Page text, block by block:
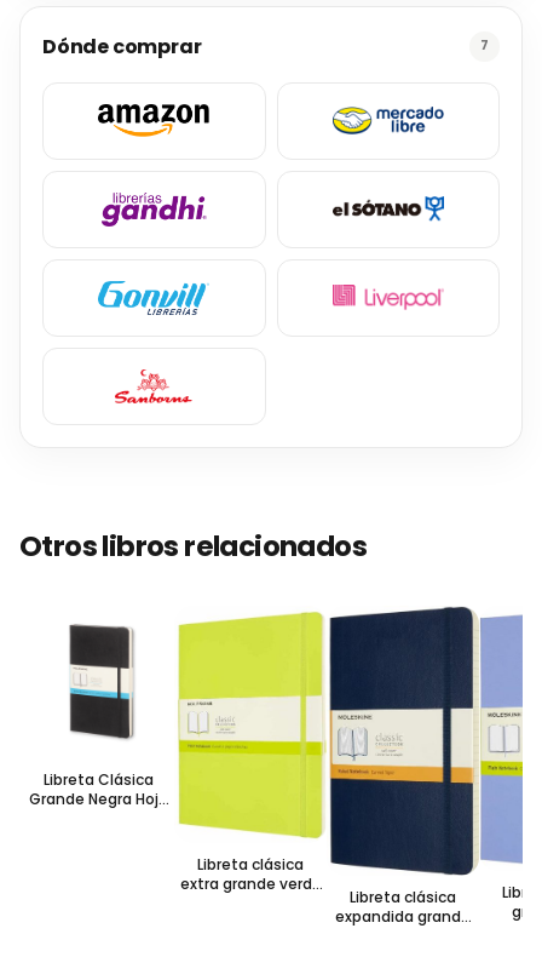
Dónde comprar 7
Otros libros relacionados
Libreta Clásica
Grande Negra Hoja
Libreta clásica
extra grande verde
Libreta clásica
expandida grande